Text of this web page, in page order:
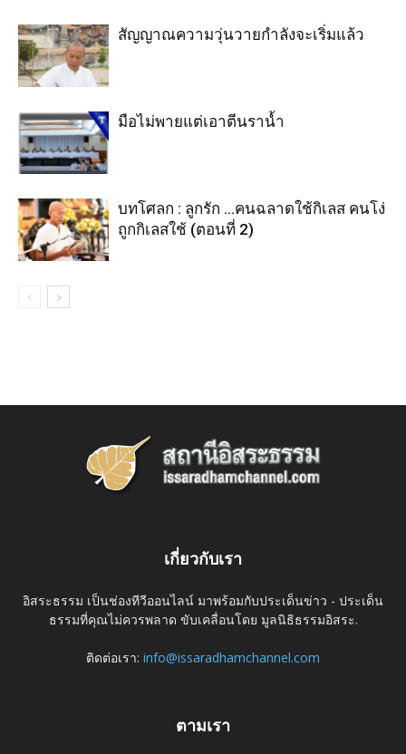
สัญญาณความวุ่นวายกำลังจะเริ่มแล้ว
มือไม่พายแต่เอาตีนราน้ำ
บทโศลก : ลูกรัก …คนฉลาดใช้กิเลส คนโง่
ถูกกิเลสใช้ (ตอนที่ 2)
เกี่ยวกับเรา
อิสระธรรม เป็นช่องทีวีออนไลน์ มาพร้อมกับประเด็นข่าว - ประเด็น
ธรรมที่คุณไม่ควรพลาด ขับเคลื่อนโดย มูลนิธิธรรมอิสระ.
ติดต่อเรา: info@issaradhamchannel.com
ตามเรา